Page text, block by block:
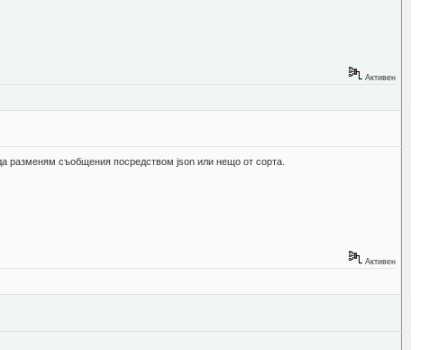
Активен
разменям съобщения посредством json или нещо от сорта.
Активен